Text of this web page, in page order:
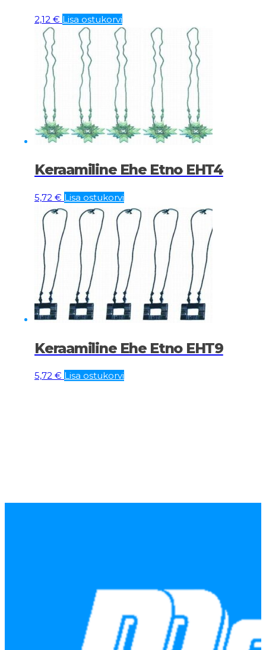
2,12 € Lisa ostukorvi
Keraamiline Ehe Etno EHT4
5,72 € Lisa ostukorvi
Keraamiline Ehe Etno EHT9
5,72 € Lisa ostukorvi